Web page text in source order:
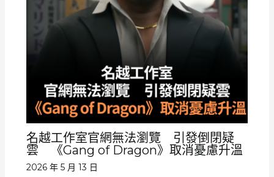
名越工作室官網無法瀏覽 引發倒閉疑
雲 《Gang of Dragon》取消憂慮升溫
2026 年 5 月 13 日